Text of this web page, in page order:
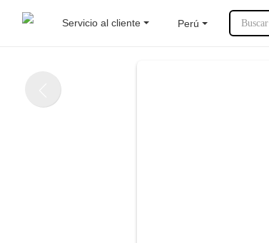
Servicio al cliente Perú Buscar